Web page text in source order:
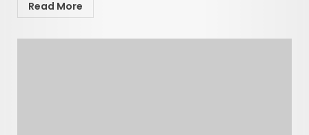
Read More